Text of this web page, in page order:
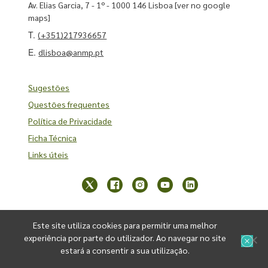
Av. Elias Garcia, 7 - 1º - 1000 146 Lisboa[ver no google
maps]
T.(+351)217936657
E.dlisboa@anmp.pt
Sugestões
Questões frequentes
Política de Privacidade
Ficha Técnica
Links úteis
Este site utiliza cookies para permitir uma melhor
experiência por parte do utilizador. Ao navegar no site
estará a consentir a sua utilização.